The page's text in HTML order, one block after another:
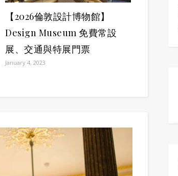
【2026倫敦設計博物館】
Design Museum 免費常設
展、交通與特展門票
January 4, 2023